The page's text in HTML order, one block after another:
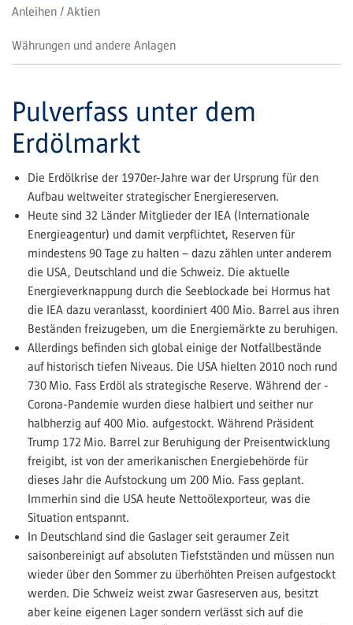
Anleihen / Aktien
Währungen und andere Anlagen
Pulverfass unter dem
Erdölmarkt
Die Erdölkrise der 1970er-Jahre war der Ursprung für den
Aufbau weltweiter strategischer Energiereserven.
Heute sind 32 Länder Mitglieder der IEA (Internationale
Energieagentur) und damit verpflichtet, Reserven für
mindestens 90 Tage zu halten – dazu zählen unter anderem
die USA, Deutschland und die Schweiz. Die aktuelle
Energieverknappung durch die Seeblockade bei Hormus hat
die IEA dazu veranlasst, koordiniert 400 Mio. Barrel aus ihren
Beständen freizugeben, um die Energiemärkte zu beruhigen.
Allerdings befinden sich global einige der Notfallbestände
auf historisch tiefen Niveaus. Die USA hielten 2010 noch rund
730 Mio. Fass Erdöl als strategische Reserve. Während der ­
Corona-Pandemie wurden diese halbiert und seither nur
halbherzig auf 400 Mio. aufgestockt. Während Präsident
Trump 172 Mio. Barrel zur Beruhigung der Preisentwicklung
freigibt, ist von der amerikanischen Energiebehörde für
dieses Jahr die Aufstockung um 200 Mio. Fass geplant.
Immerhin sind die USA heute Nettoölexporteur, was die
Situation entspannt.
In Deutschland sind die Gaslager seit geraumer Zeit
saisonbereinigt auf absoluten Tiefstständen und müssen nun
wieder über den Sommer zu überhöhten Preisen aufgestockt
werden. Die Schweiz weist zwar Gasreserven aus, besitzt
aber keine eigenen Lager sondern verlässt sich auf die